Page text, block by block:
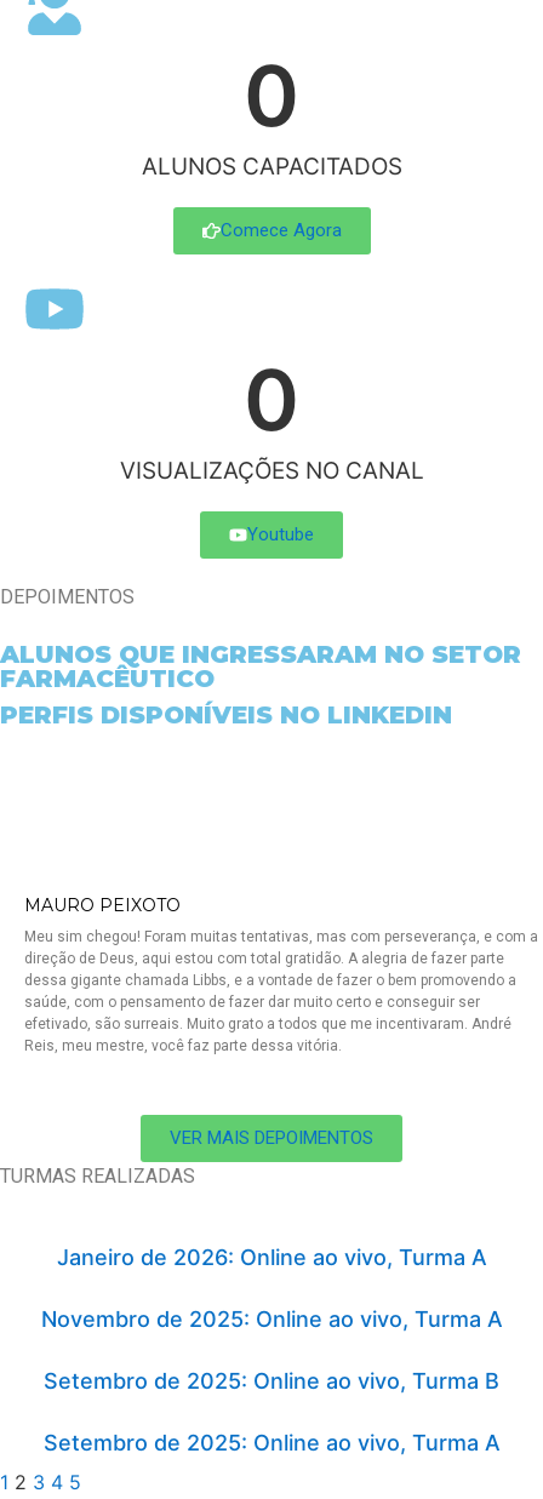
ALUNOS CAPACITADOS
0
Comece Agora
VISUALIZAÇÕES NO CANAL
0
Youtube
DEPOIMENTOS
ALUNOS QUE INGRESSARAM NO SETOR
FARMACÊUTICO
PERFIS DISPONÍVEIS NO LINKEDIN
MAURO PEIXOTO
Meu sim chegou! Foram muitas tentativas, mas com perseverança, e com a
direção de Deus, aqui estou com total gratidão. A alegria de fazer parte
dessa gigante chamada Libbs, e a vontade de fazer o bem promovendo a
saúde, com o pensamento de fazer dar muito certo e conseguir ser
efetivado, são surreais. Muito grato a todos que me incentivaram. André
Reis, meu mestre, você faz parte dessa vitória.
VER MAIS DEPOIMENTOS
TURMAS REALIZADAS
Janeiro de 2026: Online ao vivo, Turma A
Novembro de 2025: Online ao vivo, Turma A
Setembro de 2025: Online ao vivo, Turma B
Setembro de 2025: Online ao vivo, Turma A
1 2 3 4 5